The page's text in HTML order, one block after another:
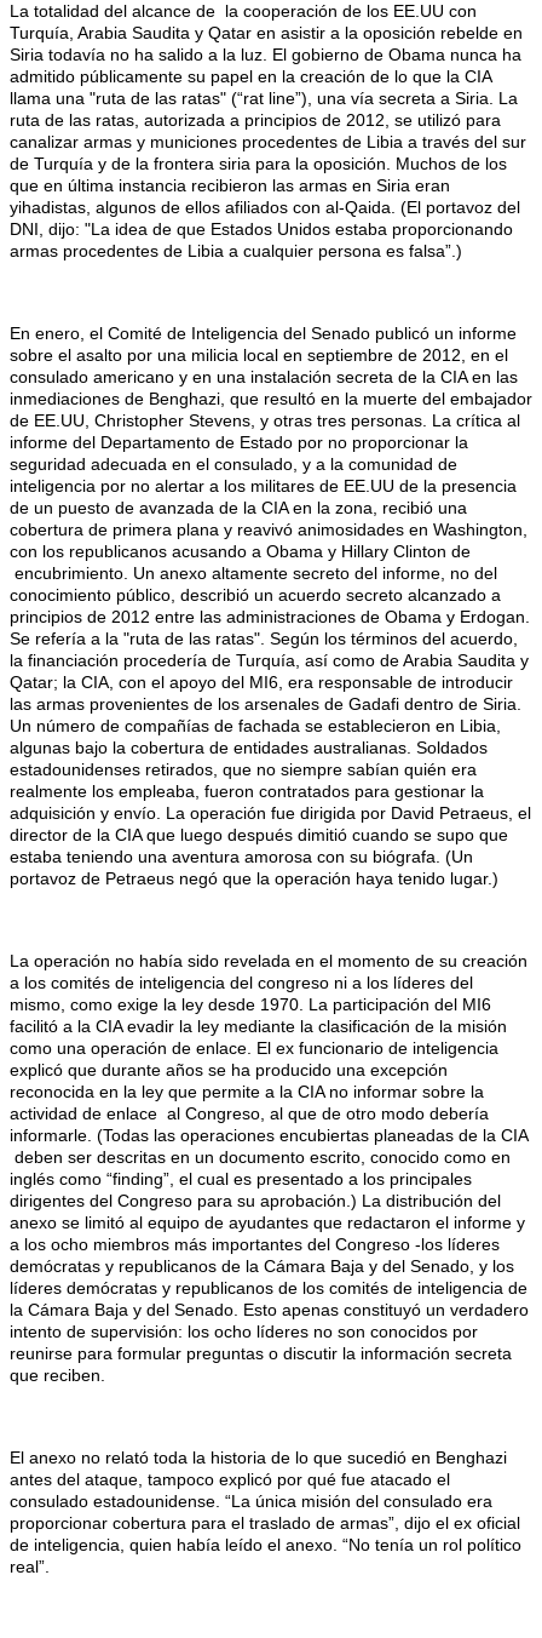
La totalidad del alcance de la cooperación de los EE.UU con
Turquía, Arabia Saudita y Qatar en asistir a la oposición rebelde en
Siria todavía no ha salido a la luz. El gobierno de Obama nunca ha
admitido públicamente su papel en la creación de lo que la CIA
llama una "ruta de las ratas" (“rat line”), una vía secreta a Siria. La
ruta de las ratas, autorizada a principios de 2012, se utilizó para
canalizar armas y municiones procedentes de Libia a través del sur
de Turquía y de la frontera siria para la oposición. Muchos de los
que en última instancia recibieron las armas en Siria eran
yihadistas, algunos de ellos afiliados con al-Qaida. (El portavoz del
DNI, dijo: "La idea de que Estados Unidos estaba proporcionando
armas procedentes de Libia a cualquier persona es falsa”.)
En enero, el Comité de Inteligencia del Senado publicó un informe
sobre el asalto por una milicia local en septiembre de 2012, en el
consulado americano y en una instalación secreta de la CIA en las
inmediaciones de Benghazi, que resultó en la muerte del embajador
de EE.UU, Christopher Stevens, y otras tres personas. La crítica al
informe del Departamento de Estado por no proporcionar la
seguridad adecuada en el consulado, y a la comunidad de
inteligencia por no alertar a los militares de EE.UU de la presencia
de un puesto de avanzada de la CIA en la zona, recibió una
cobertura de primera plana y reavivó animosidades en Washington,
con los republicanos acusando a Obama y Hillary Clinton de
encubrimiento. Un anexo altamente secreto del informe, no del
conocimiento público, describió un acuerdo secreto alcanzado a
principios de 2012 entre las administraciones de Obama y Erdogan.
Se refería a la "ruta de las ratas". Según los términos del acuerdo,
la financiación procedería de Turquía, así como de Arabia Saudita y
Qatar; la CIA, con el apoyo del MI6, era responsable de introducir
las armas provenientes de los arsenales de Gadafi dentro de Siria.
Un número de compañías de fachada se establecieron en Libia,
algunas bajo la cobertura de entidades australianas. Soldados
estadounidenses retirados, que no siempre sabían quién era
realmente los empleaba, fueron contratados para gestionar la
adquisición y envío. La operación fue dirigida por David Petraeus, el
director de la CIA que luego después dimitió cuando se supo que
estaba teniendo una aventura amorosa con su biógrafa. (Un
portavoz de Petraeus negó que la operación haya tenido lugar.)
La operación no había sido revelada en el momento de su creación
a los comités de inteligencia del congreso ni a los líderes del
mismo, como exige la ley desde 1970. La participación del MI6
facilitó a la CIA evadir la ley mediante la clasificación de la misión
como una operación de enlace. El ex funcionario de inteligencia
explicó que durante años se ha producido una excepción
reconocida en la ley que permite a la CIA no informar sobre la
actividad de enlace al Congreso, al que de otro modo debería
informarle. (Todas las operaciones encubiertas planeadas de la CIA
deben ser descritas en un documento escrito, conocido como en
inglés como “finding”, el cual es presentado a los principales
dirigentes del Congreso para su aprobación.) La distribución del
anexo se limitó al equipo de ayudantes que redactaron el informe y
a los ocho miembros más importantes del Congreso -los líderes
demócratas y republicanos de la Cámara Baja y del Senado, y los
líderes demócratas y republicanos de los comités de inteligencia de
la Cámara Baja y del Senado. Esto apenas constituyó un verdadero
intento de supervisión: los ocho líderes no son conocidos por
reunirse para formular preguntas o discutir la información secreta
que reciben.
El anexo no relató toda la historia de lo que sucedió en Benghazi
antes del ataque, tampoco explicó por qué fue atacado el
consulado estadounidense. “La única misión del consulado era
proporcionar cobertura para el traslado de armas”, dijo el ex oficial
de inteligencia, quien había leído el anexo. “No tenía un rol político
real”.